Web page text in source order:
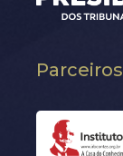
Parceiros